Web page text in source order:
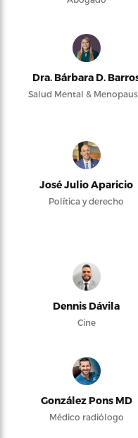
Dra. Bárbara D.
Salud Mental &
José Julio Aparicio
Política y derecho
Dennis Dávila
Cine
González Pons MD
Médico radiólogo